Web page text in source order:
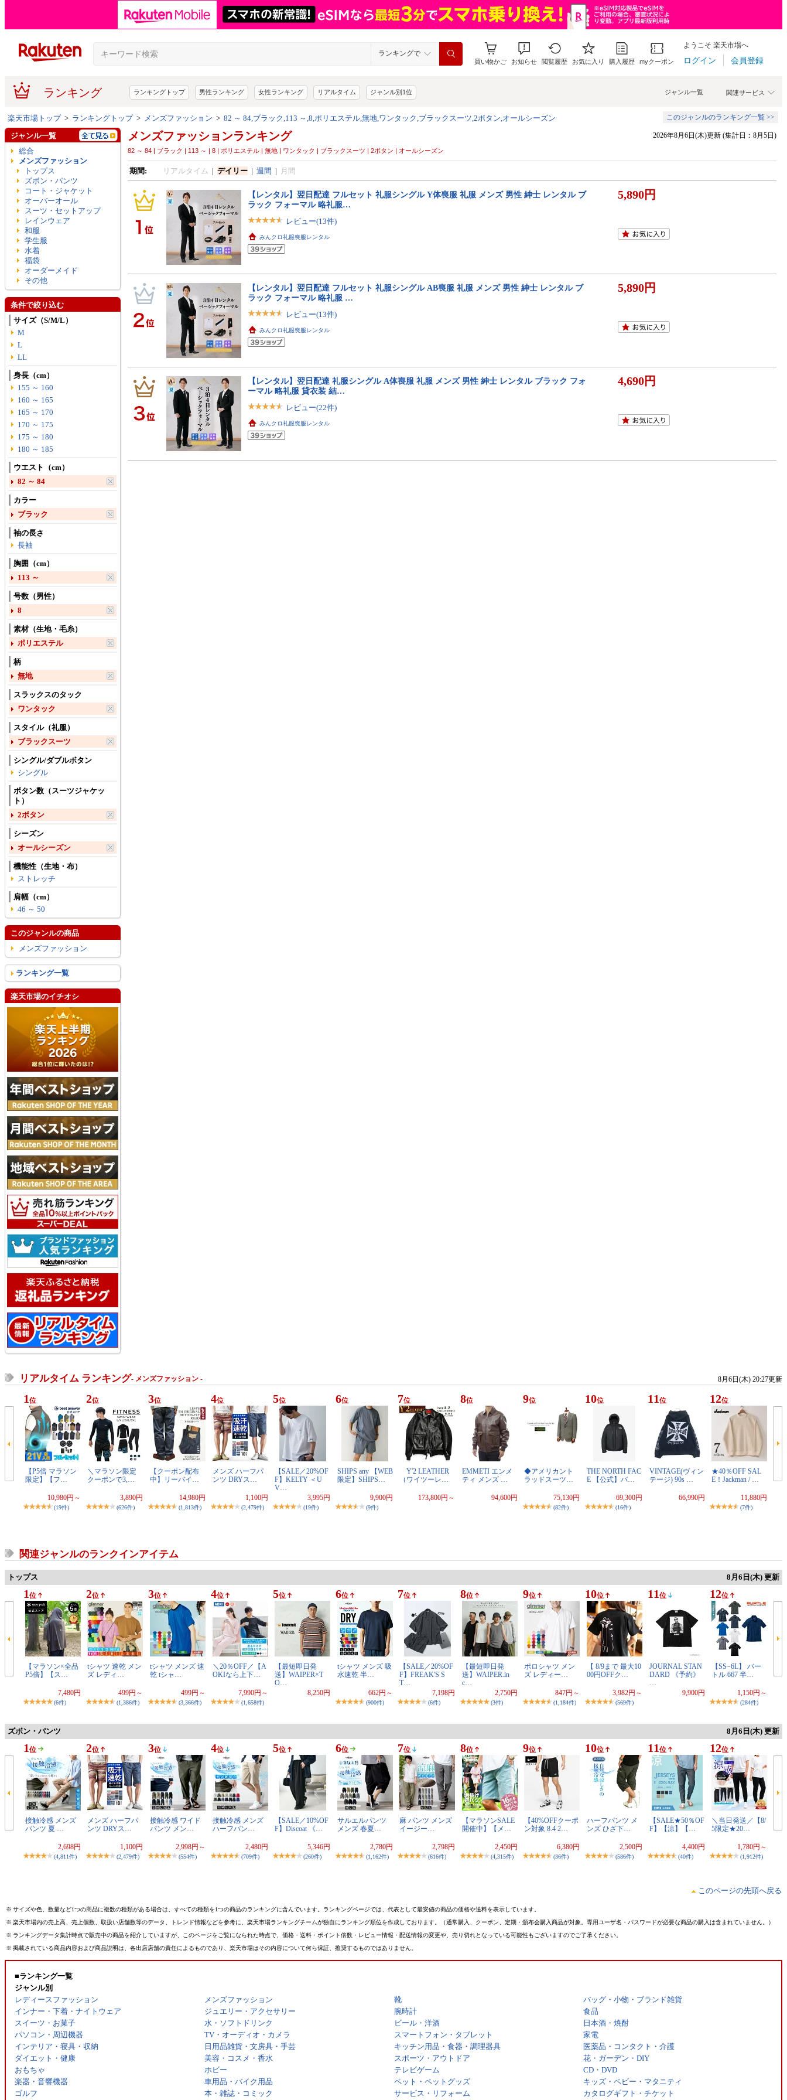
ランキングで
買い物かご お知らせ 閲覧履歴 お気に入り 購入履歴 myクーポン
ようこそ 楽天市場へ
ログイン 会員登録
ランキング 関連サービス
ジャンル一覧
ランキングトップ 男性ランキング 女性ランキング リアルタイム ジャンル別1位
楽天市場トップ> ランキングトップ> メンズファッション > 82 ～ 84,ブラック,113 ～,8,ポリエステル,無地,ワンタック,ブラックスーツ,2ボタン,オールシーズン このジャンルのランキング一覧 >>
メンズファッションランキング
82 ～ 84 | ブラック | 113 ～ | 8 | ポリエステル | 無地 | ワンタック | ブラックスーツ | 2ボタン | オールシーズン
2026年8月6日(木)更新 (集計日：8月5日)
期間: リアルタイム | デイリー| 週間 | 月間
【レンタル】翌日配達 フルセット 礼服シングル Y体喪服 礼服 メンズ 男性 紳士 レンタル ブ
ラック フォーマル 略礼服…
レビュー(13件)
みんクロ礼服喪服レンタル
5,890円
【レンタル】翌日配達 フルセット 礼服シングル AB喪服 礼服 メンズ 男性 紳士 レンタル ブ
ラック フォーマル 略礼服 …
レビュー(13件)
みんクロ礼服喪服レンタル
5,890円
【レンタル】翌日配達 礼服シングル A体喪服 礼服 メンズ 男性 紳士 レンタル ブラック フォ
ーマル 略礼服 貸衣装 結…
レビュー(22件)
みんクロ礼服喪服レンタル
4,690円
ジャンル一覧
総合
メンズファッション
トップス
ズボン・パンツ
コート・ジャケット
オーバーオール
スーツ・セットアップ
レインウェア
和服
学生服
水着
福袋
オーダーメイド
その他
条件で絞り込む
サイズ（S/M/L）
M
L
LL
身長（cm）
155 ～ 160
160 ～ 165
165 ～ 170
170 ～ 175
175 ～ 180
180 ～ 185
ウエスト（cm）
82 ～ 84
カラー
ブラック
袖の長さ
長袖
胸囲（cm）
113 ～
号数（男性）
8
素材（生地・毛糸）
ポリエステル
柄
無地
スラックスのタック
ワンタック
スタイル（礼服）
ブラックスーツ
シングル/ダブルボタン
シングル
ボタン数（スーツジャケッ
ト）
2ボタン
シーズン
オールシーズン
機能性（生地・布）
ストレッチ
肩幅（cm）
46 ～ 50
このジャンルの商品
メンズファッション
ランキング一覧
楽天市場のイチオシ
リアルタイム ランキング- メンズファッション - 8月6日(木) 20:27更新
1 位
【P5倍 マラソン
限定】【フ…
10,980円～
(19件)
2位
＼マラソン限定
クーポンで3,…
3,890円
(626件)
3位
【クーポン配布
中】リーバイ…
14,980円
(1,813件)
4位
メンズ ハーフパ
ンツ DRYス…
1,100円
(2,479件)
5位
【SALE／20%OF
F】KELTY ＜U
V…
3,995円
(19件)
6位
SHIPS any 【WEB
限定】SHIPS…
9,900円
(9件)
7位
Y'2 LEATHER
（ワイツーレ…
173,800円～
8位
EMMETI エンメ
ティ メンズ …
94,600円
9位
◆アメリカント
ラッドスーツ…
75,130円
(82件)
10位
THE NORTH FAC
E 【公式】バ…
69,300円
(16件)
11 位
VINTAGE(ヴィン
テージ) 90s …
66,990円
12位
★40％OFF SAL
E！Jackman / …
11,880円
(7件)
関連ジャンルのランクインアイテム
トップス 8月6日(木) 更新
1 位
【マラソン×全品
P5倍】【ス…
7,480円
(6件)
2位
tシャツ 速乾 メン
ズ レディ…
499円～
(1,386件)
3位
tシャツ メンズ 速
乾 tシャ…
499円～
(3,366件)
4位
＼20％OFF／【A
OKIなら上下…
7,990円～
(1,658件)
5位
【最短即日発
送】WAIPER×T
O…
8,250円
6位
tシャツ メンズ 吸
水速乾 半…
662円～
(900件)
7位
【SALE／20%OF
F】FREAK'S S
T…
7,198円
(6件)
8位
【最短即日発
送】WAIPER.in
c…
2,750円
(3件)
9位
ポロシャツ メン
ズ レディー…
847円～
(1,184件)
10位
【 8/9まで 最大10
00円OFFク…
3,982円～
(569件)
11 位
JOURNAL STAN
DARD 《予約》
9,900円
12位
【SS~6L】 バー
トル 667 半…
1,150円～
(284件)
ズボン・パンツ 8月6日(木) 更新
1 位
接触冷感 メンズ
パンツ 夏 …
2,698円
(4,811件)
2位
メンズ ハーフパ
ンツ DRYス…
1,100円
(2,479件)
3位
接触冷感 ワイド
パンツ メン…
2,998円～
(554件)
4位
接触冷感 メンズ
ハーフパン…
2,480円
(709件)
5位
【SALE／10%OF
F】Discoat 《…
5,346円
(260件)
6位
サルエルパンツ
メンズ 春夏…
2,780円
(1,162件)
7位
麻 パンツ メンズ
イージー…
2,798円
(616件)
8位
【マラソンSALE
開催中】【メ…
2,450円
(4,315件)
9位
【40%OFFクーポ
ン対象 8.4 2…
6,380円
(36件)
10位
ハーフパンツ メ
ンズ ひざ下…
2,500円
(586件)
11 位
【SALE★50％OF
F】【涼】【…
4,400円
(40件)
12位
＼当日発送／【8/
5限定★20…
1,780円～
(1,912件)
このページの先頭へ戻る
※ サイズや色、数量など1つの商品に複数の種類がある場合は、すべての種類を1つの商品のランキングに含んでいます。ランキングページでは、代表として最安値の商品の価格や送料を表示しています。
※ 楽天市場内の売上高、売上個数、取扱い店舗数等のデータ、トレンド情報などを参考に、楽天市場ランキングチームが独自にランキング順位を作成しております。（通常購入、クーポン、定期・頒布会購入商品が対象。専用ユーザ名・パスワードが必要な商品の購入は含まれていません。）
※ ランキングデータ集計時点で販売中の商品を紹介していますが、このページをご覧になられた時点で、価格・送料・ポイント倍数・レビュー情報・配送情報の変更や、売り切れとなっている可能性もございますのでご了承ください。
※ 掲載されている商品内容および商品説明は、各出店店舗の責任によるものであり、楽天市場はその内容について何ら保証、推奨するものではありません。
■ランキング一覧
ジャンル別
レディースファッション
メンズファッション 靴
バッグ・小物・ブランド雑貨
インナー・下着・ナイトウェア
ジュエリー・アクセサリー 腕時計
食品
スイーツ・お菓子
水・ソフトドリンク ビール・洋酒
日本酒・焼酎
パソコン・周辺機器
TV・オーディオ・カメラ スマートフォン・タブレット
家電
インテリア・寝具・収納
日用品雑貨・文房具・手芸 キッチン用品・食器・調理器具
医薬品・コンタクト・介護
ダイエット・健康
美容・コスメ・香水 スポーツ・アウトドア
花・ガーデン・DIY
おもちゃ
ホビー テレビゲーム
CD・DVD
楽器・音響機器
車用品・バイク用品 ペット・ペットグッズ
キッズ・ベビー・マタニティ
ゴルフ
本・雑誌・コミック サービス・リフォーム カタログギフト・チケット